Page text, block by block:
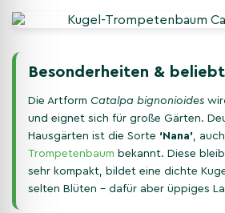
Besonderheiten &
Die Artform Catalpa bignonioides
und eignet sich für große Gärten.
Hausgärten ist die Sorte ‘Nana’ ,
Trompetenbaum bekannt. Diese
sehr kompakt, bildet eine dichte
selten Blüten – dafür aber üppiges